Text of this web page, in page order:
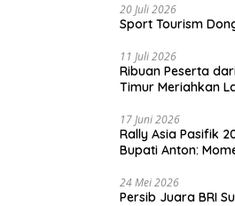
20 Juli 2026
Sport Tourism
11 Juli 2026
Ribuan Peserta
Timur Meriahkan
17 Juni 2026
Rally Asia Pasifik
Bupati Anton:
24 Mei 2026
Persib Juara BRI